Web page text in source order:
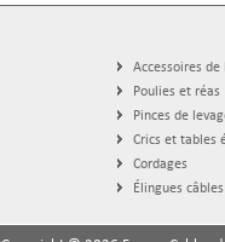
Accessoires de
Poulies et réas
Pinces de
Crics et tables
Cordages
Élingues câbles